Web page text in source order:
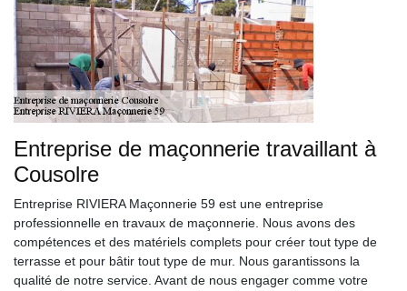
Entreprise de maçonnerie travaillant à
Cousolre
Entreprise RIVIERA Maçonnerie 59 est une entreprise
professionnelle en travaux de maçonnerie. Nous avons des
compétences et des matériels complets pour créer tout type de
terrasse et pour bâtir tout type de mur. Nous garantissons la
qualité de notre service. Avant de nous engager comme votre